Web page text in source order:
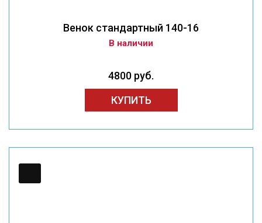
Венок стандартный 140-16
В наличии
4800 руб.
КУПИТЬ